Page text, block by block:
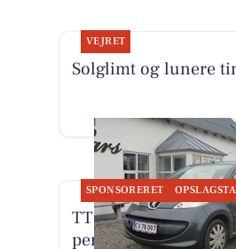
VEJRET
Solglimt og lunere
SPONSORERET
TT CARS ApS
personbil for 3.000